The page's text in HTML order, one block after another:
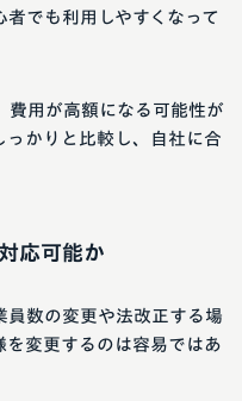
でも利用しやすくなって
費用が高額になる可能性が
っかりと比較し、自社に合
応可能か
員数の変更や法改正する場
を変更するのは容易ではあ